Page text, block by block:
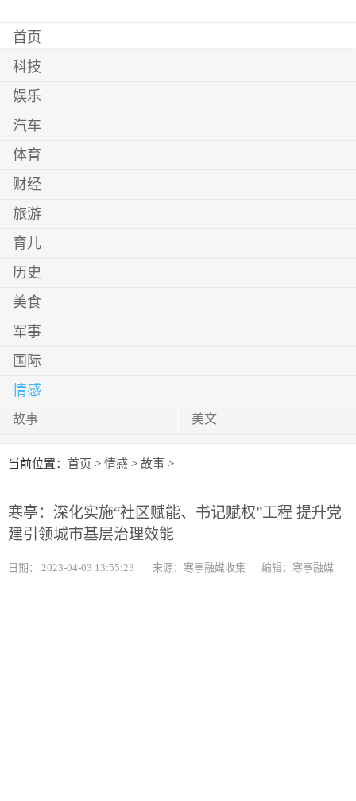
首页
科技
娱乐
汽车
体育
财经
旅游
育儿
历史
美食
军事
国际
情感
故事 美文
当前位置： 首页 > 情感 > 故事 >
寒亭：深化实施“社区赋能、书记赋权”工程 提升党
建引领城市基层治理效能
日期： 2023-04-03 13:55:23 来源：寒亭融媒收集 编辑：寒亭融媒